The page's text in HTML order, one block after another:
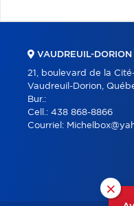
×
VAUDREUIL-DORION
21, boulevard de la
Vaudreuil-Dorion,
Bur.:
Cell.: 438 868-8866
Courriel: